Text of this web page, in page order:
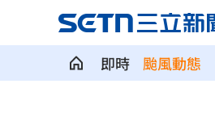
即時 颱風動態